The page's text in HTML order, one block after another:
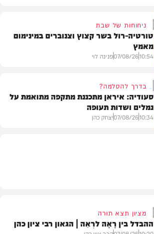
ניחוחות של שבת
טורטיה-רול בשר קצוץ וצנוברים במינימום
מאמץ
10:54
07/08/26פנינה לוי
בדרך להסלמה?
סעודיה: איראן מתכננת מתקפה מתואמת על
נמלים ושדות תעופה
10:34
07/08/26יצחק כהן
מציון תצא תורה
ההבדל בין רָאָה לרְאֵה | הגאון רבי ציון כהן